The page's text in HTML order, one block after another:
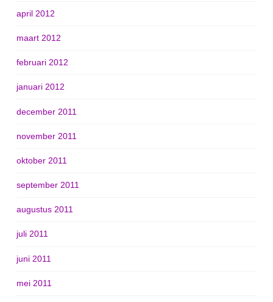
april 2012
maart 2012
februari 2012
januari 2012
december 2011
november 2011
oktober 2011
september 2011
augustus 2011
juli 2011
juni 2011
mei 2011